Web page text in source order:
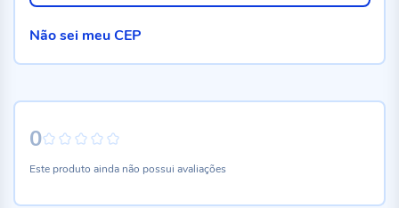
0
Este produto ainda não possui avaliações
Não sei meu CEP